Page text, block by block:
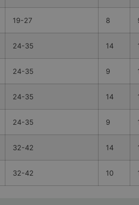
19-27 8
24-35 14
24-35 9
24-35 14
24-35 9
32-42 14
32-42 10